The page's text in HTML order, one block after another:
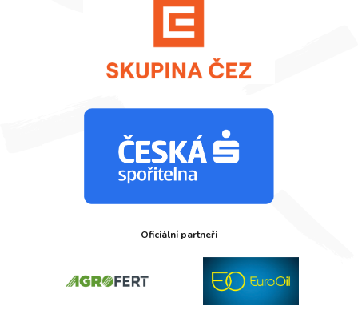
Oficiální partneři